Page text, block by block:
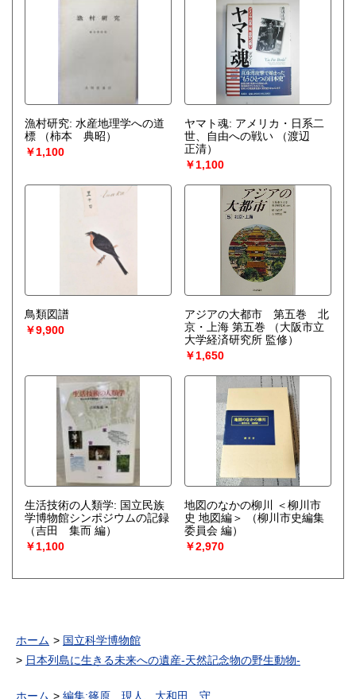
漁村研究: 水産地理学への道
標
（柿本 典昭）
￥1,100
ヤマト魂: アメリカ・日系二
世、自由への戦い
（渡辺
正清）
￥1,100
鳥類図譜
￥9,900
アジアの大都市 第五巻 北
京・上海 第五巻
（大阪市立
大学経済研究所 監修）
￥1,650
生活技術の人類学: 国立民族
学博物館シンポジウムの記録
（吉田 集而 編）
￥1,100
地図のなかの柳川 ＜柳川市
史 地図編＞
（柳川市史編集
委員会 編）
￥2,970
ホーム
国立科学博物館
日本列島に生きる未来への遺産-天然記念物の野生動物-
ホーム 編集:篠原 現人、大和田 守